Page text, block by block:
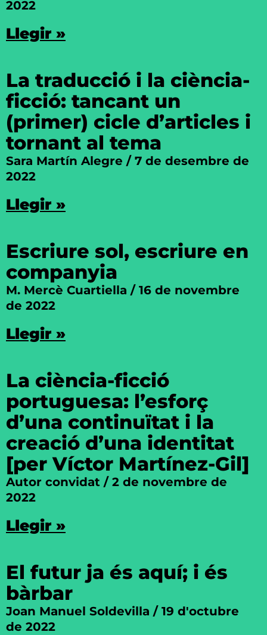
2022
Llegir »
La traducció i la ciència-
ficció: tancant un
(primer) cicle d’articles i
tornant al tema
Sara Martín Alegre
7 de desembre de
2022
Llegir »
Escriure sol, escriure en
companyia
M. Mercè Cuartiella
16 de novembre
de 2022
Llegir »
La ciència-ficció
portuguesa: l’esforç
d’una continuïtat i la
creació d’una identitat
[per Víctor Martínez-Gil]
Autor convidat 2 de novembre de
2022
Llegir »
El futur ja és aquí; i és
bàrbar
Joan Manuel Soldevilla
19 d'octubre
de 2022